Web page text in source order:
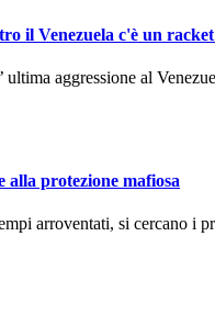
il Venezuela c'è un
aggressione al
protezione mafiosa
arroventati, si cercano i